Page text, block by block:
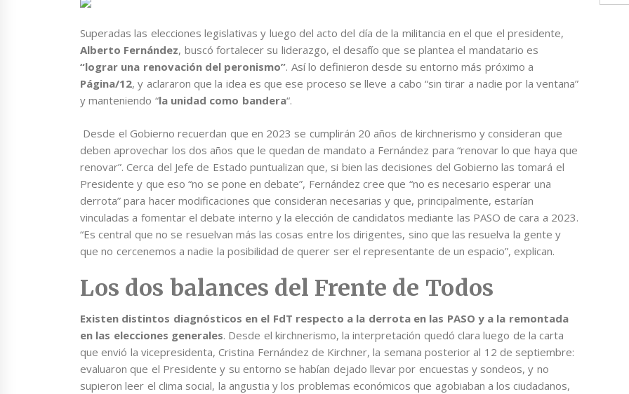
Superadas las elecciones legislativas y luego del acto del día de la militancia en el que el presidente,
Alberto Fernández, buscó fortalecer su liderazgo, el desafío que se plantea el mandatario es
“lograr una renovación del peronismo”. Así lo definieron desde su entorno más próximo a
Página/12, y aclararon que la idea es que ese proceso se lleve a cabo “sin tirar a nadie por la ventana”
y manteniendo “la unidad como bandera“.
Desde el Gobierno recuerdan que en 2023 se cumplirán 20 años de kirchnerismo y consideran que
deben aprovechar los dos años que le quedan de mandato a Fernández para “renovar lo que haya que
renovar”. Cerca del Jefe de Estado puntualizan que, si bien las decisiones del Gobierno las tomará el
Presidente y que eso “no se pone en debate”, Fernández cree que “no es necesario esperar una
derrota” para hacer modificaciones que consideran necesarias y que, principalmente, estarían
vinculadas a fomentar el debate interno y la elección de candidatos mediante las PASO de cara a 2023.
“Es central que no se resuelvan más las cosas entre los dirigentes, sino que las resuelva la gente y
que no cercenemos a nadie la posibilidad de querer ser el representante de un espacio”, explican.
Los dos balances del Frente de Todos
Existen distintos diagnósticos en el FdT respecto a la derrota en las PASO y a la remontada
en las elecciones generales. Desde el kirchnerismo, la interpretación quedó clara luego de la carta
que envió la vicepresidenta, Cristina Fernández de Kirchner, la semana posterior al 12 de septiembre:
evaluaron que el Presidente y su entorno se habían dejado llevar por encuestas y sondeos, y no
supieron leer el clima social, la angustia y los problemas económicos que agobiaban a los ciudadanos,